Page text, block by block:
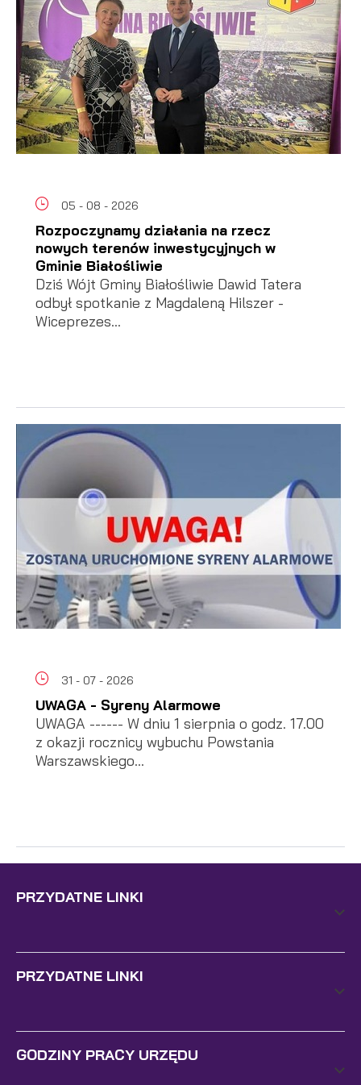
05 - 08 - 2026
Rozpoczynamy działania na rzecz
nowych terenów inwestycyjnych w
Gminie Białośliwie
Dziś Wójt Gminy Białośliwie Dawid Tatera
odbył spotkanie z Magdaleną Hilszer -
Wiceprezes...
31 - 07 - 2026
UWAGA - Syreny Alarmowe
UWAGA ------ W dniu 1 sierpnia o godz. 17.00
z okazji rocznicy wybuchu Powstania
Warszawskiego...
PRZYDATNE LINKI
PRZYDATNE LINKI
GODZINY PRACY URZĘDU